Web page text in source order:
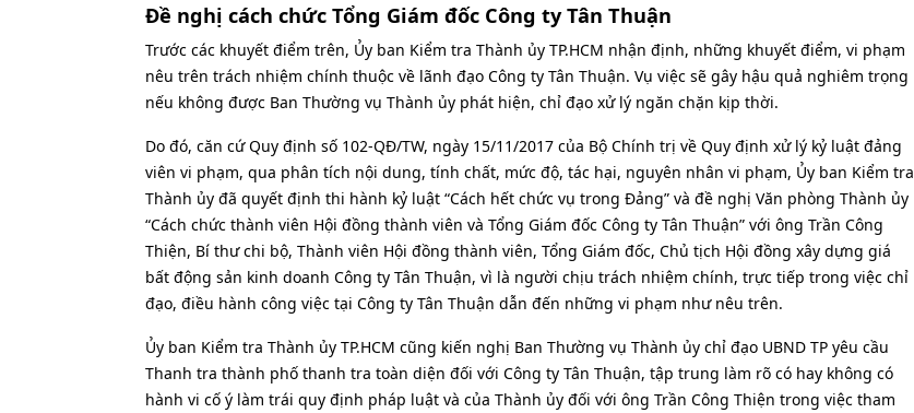
Đề nghị cách chức Tổng Giám đốc Công ty Tân Thuận
Trước các khuyết điểm trên, Ủy ban Kiểm tra Thành ủy TP.HCM nhận định, những khuyết điểm, vi phạm
nêu trên trách nhiệm chính thuộc về lãnh đạo Công ty Tân Thuận. Vụ việc sẽ gây hậu quả nghiêm trọng
nếu không được Ban Thường vụ Thành ủy phát hiện, chỉ đạo xử lý ngăn chặn kịp thời.
Do đó, căn cứ Quy định số 102-QĐ/TW, ngày 15/11/2017 của Bộ Chính trị về Quy định xử lý kỷ luật đảng
viên vi phạm, qua phân tích nội dung, tính chất, mức độ, tác hại, nguyên nhân vi phạm, Ủy ban Kiểm tra
Thành ủy đã quyết định thi hành kỷ luật “Cách hết chức vụ trong Đảng” và đề nghị Văn phòng Thành ủy
“Cách chức thành viên Hội đồng thành viên và Tổng Giám đốc Công ty Tân Thuận” với ông Trần Công
Thiện, Bí thư chi bộ, Thành viên Hội đồng thành viên, Tổng Giám đốc, Chủ tịch Hội đồng xây dựng giá
bất động sản kinh doanh Công ty Tân Thuận, vì là người chịu trách nhiệm chính, trực tiếp trong việc chỉ
đạo, điều hành công việc tại Công ty Tân Thuận dẫn đến những vi phạm như nêu trên.
Ủy ban Kiểm tra Thành ủy TP.HCM cũng kiến nghị Ban Thường vụ Thành ủy chỉ đạo UBND TP yêu cầu
Thanh tra thành phố thanh tra toàn diện đối với Công ty Tân Thuận, tập trung làm rõ có hay không có
hành vi cố ý làm trái quy định pháp luật và của Thành ủy đối với ông Trần Công Thiện trong việc tham